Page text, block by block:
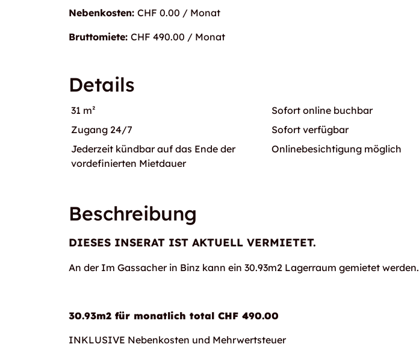
Nebenkosten: CHF 0.00 / Monat
Bruttomiete: CHF 490.00 / Monat
Details
31 m²
Sofort online buchbar
Zugang 24/7
Sofort verfügbar
Jederzeit kündbar auf das Ende der
vordefinierten Mietdauer
Onlinebesichtigung möglich
Beschreibung
DIESES INSERAT IST AKTUELL VERMIETET.
An der Im Gassacher in Binz kann ein 30.93m2 Lagerraum gemietet werden.
30.93m2 für monatlich total CHF 490.00
INKLUSIVE Nebenkosten und Mehrwertsteuer